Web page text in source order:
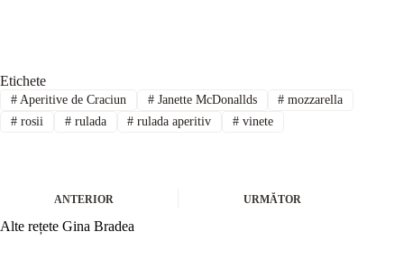
Etichete
#Aperitive de Craciun #Janette McDonallds # mozzarella
#rosii #rulada # rulada aperitiv # vinete
ANTERIOR URMĂTOR
Alte rețete Gina Bradea